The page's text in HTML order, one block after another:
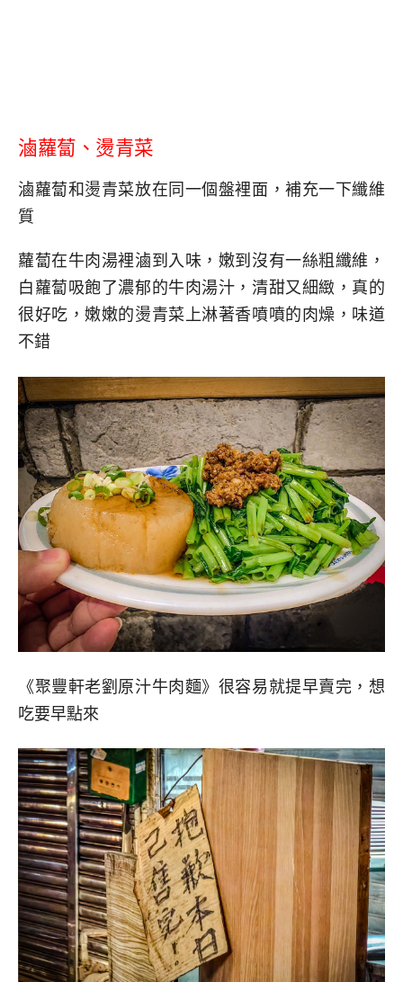
滷蘿蔔、燙青菜
滷蘿蔔和燙青菜放在同一個盤裡面，補充一下纖維
質
蘿蔔在牛肉湯裡滷到入味，嫩到沒有一絲粗纖維，
白蘿蔔吸飽了濃郁的牛肉湯汁，清甜又細緻，真的
很好吃，嫩嫩的燙青菜上淋著香噴噴的肉燥，味道
不錯
《聚豐軒老劉原汁牛肉麵》很容易就提早賣完，想
吃要早點來